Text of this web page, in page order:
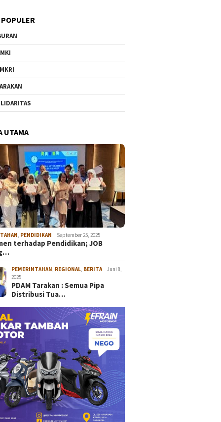
UTAMA
, PENDIDIKAN September 25, 2025
terhadap Pendidikan; JOB
PEMERINTAHAN, REGIONAL, BERITA
Juni 8,
2025
PDAM Tarakan : Semua Pipa
Distribusi Tua…